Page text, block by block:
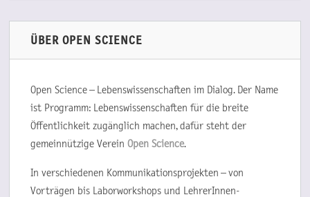
ÜBER OPEN SCIENCE
Open Science – Lebenswissenschaften im Dialog. Der Name
ist Programm: Lebenswissenschaften für die breite
Öffentlichkeit zugänglich machen, dafür steht der
gemeinnützige Verein Open Science.
In verschiedenen Kommunikationsprojekten – von
Vorträgen bis Laborworkshops und LehrerInnen-